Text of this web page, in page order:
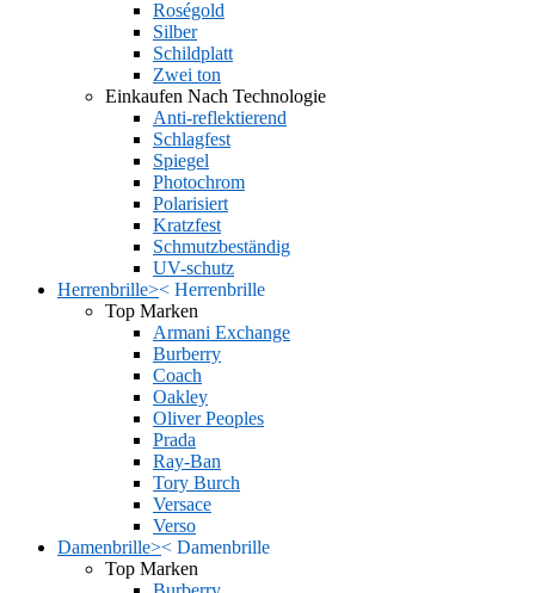
Roségold
Silber
Schildplatt
Zwei ton
Einkaufen Nach Technologie
Anti-reflektierend
Schlagfest
Spiegel
Photochrom
Polarisiert
Kratzfest
Schmutzbeständig
UV-schutz
Herrenbrille>< Herrenbrille
Top Marken
Armani Exchange
Burberry
Coach
Oakley
Oliver Peoples
Prada
Ray-Ban
Tory Burch
Versace
Verso
Damenbrille>< Damenbrille
Top Marken